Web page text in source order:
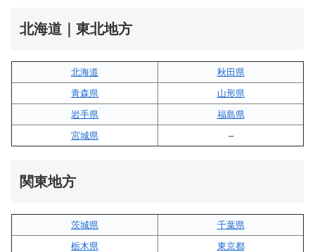
北海道｜東北地方
北海道
秋田県
青森県
山形県
岩手県
福島県
宮城県
–
関東地方
茨城県
千葉県
栃木県
東京都